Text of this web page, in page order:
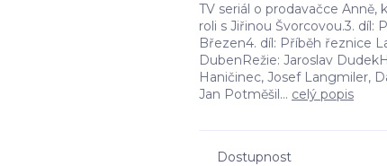
TV seriál o prodavačce Anně,
roli s Jiřinou Švorcovou.3. díl:
Březen4. díl: Příběh řeznice
DubenRežie: Jaroslav
Haničinec, Josef Langmiler,
Jan Potměšil... celý popis
Dostupnost